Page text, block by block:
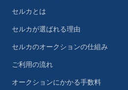
セルカとは
セルカが選ばれる理由
セルカのオークションの仕組み
ご利用の流れ
オークションにかかる手数料